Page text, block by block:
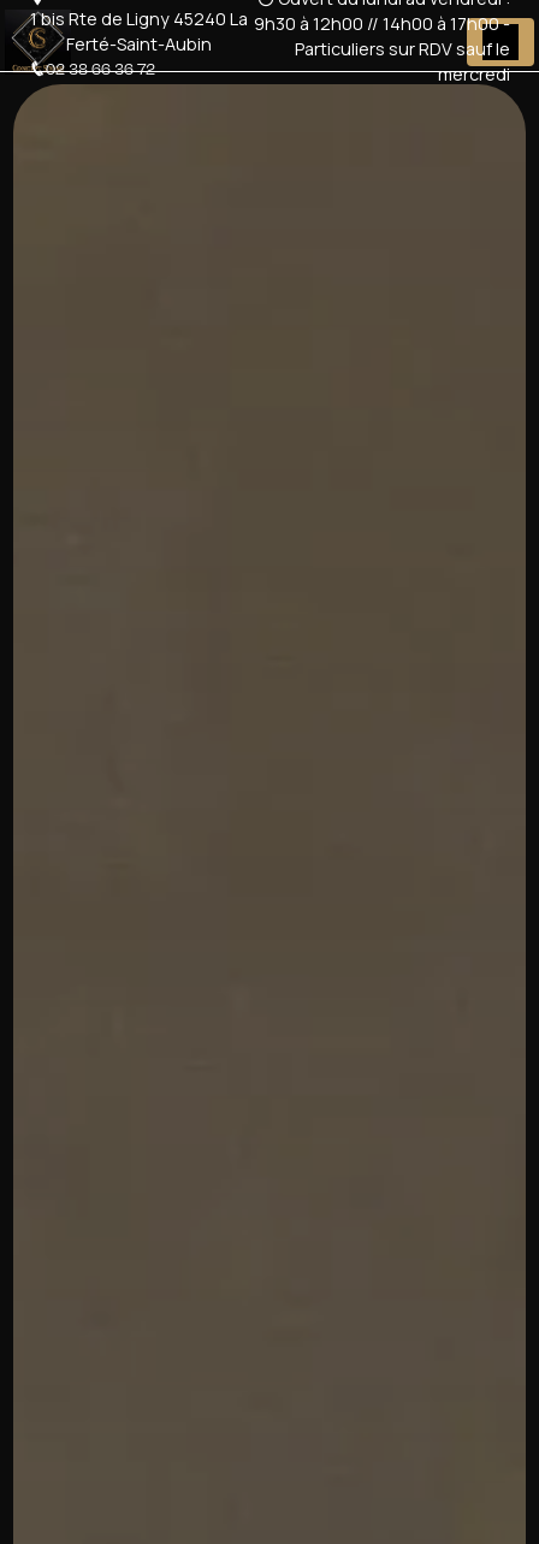
1 bis Rte de Ligny 45240 La
Ferté-Saint-Aubin
02 38 66 36 72
9h30 à 12h00 // 14h00 à 17h00 -
Particuliers sur RDV sauf le
mercredi
Panneau de gestion des cookies